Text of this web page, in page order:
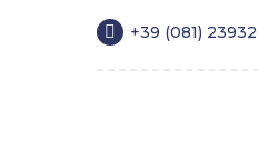
+39 (081)